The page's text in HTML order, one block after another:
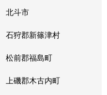
北斗市
石狩郡新篠津村
松前郡福島町
上磯郡木古内町